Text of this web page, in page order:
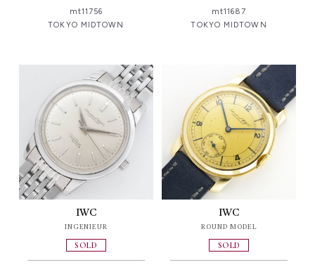
mt11756
TOKYO MIDTOWN
mt11687
TOKYO MIDTOWN
IWC
INGENIEUR
SOLD
IWC
ROUND MODEL
SOLD